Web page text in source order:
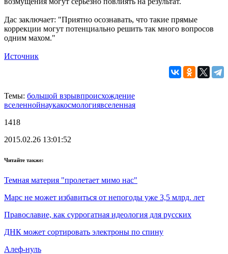
Дас заключает: "Приятно осознавать, что такие прямые
коррекции могут потенциально решить так много вопросов
одним махом."
Источник
Темы: большой взрывпроисхождение
вселеннойнаукакосмологиявселенная
1418
2015.02.26 13:01:52
Читайте также:
Темная материя "пролетает мимо нас"
Марс не может избавиться от непогоды уже 3,5 млрд. лет
Православие, как суррогатная идеология для русских
ДНК может сортировать электроны по спину
Алеф-нуль